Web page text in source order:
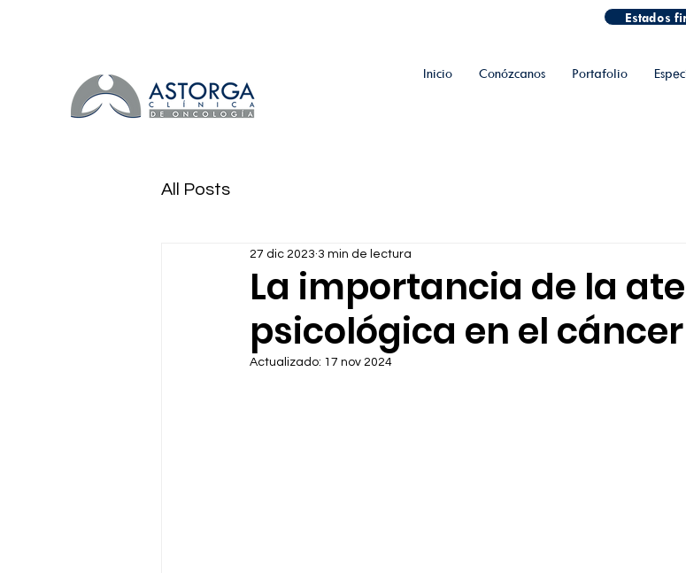
Estados
Inicio Conózcanos Portafolio
All Posts
La importancia de la
psicológica en el cáncer
27 dic 2023 3 min de lectura
Actualizado: 17 nov 2024